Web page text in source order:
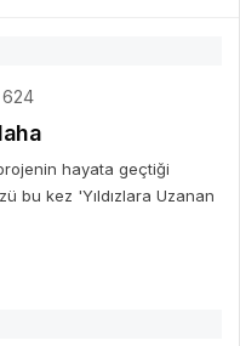
624
hayata geçtiği
bu kez 'Yıldızlara Uzanan